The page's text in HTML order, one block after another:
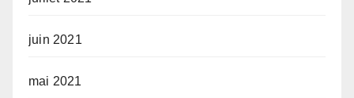
juin 2021
mai 2021